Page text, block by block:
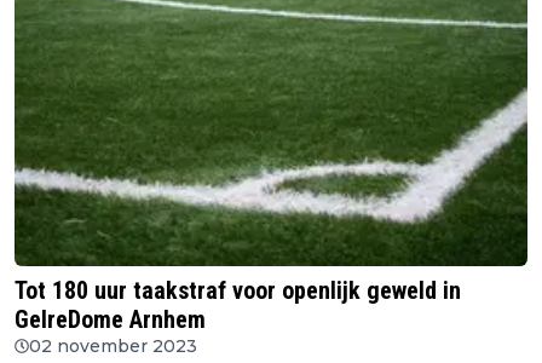
Tot 180 uur taakstraf voor openlijk geweld in
GelreDome Arnhem
02 november 2023